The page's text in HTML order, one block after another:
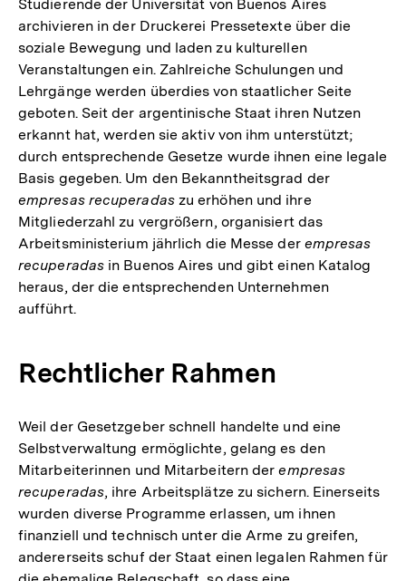
Studierende der Universität von Buenos Aires
archivieren in der Druckerei Pressetexte über die
soziale Bewegung und laden zu kulturellen
Veranstaltungen ein. Zahlreiche Schulungen und
Lehrgänge werden überdies von staatlicher Seite
geboten. Seit der argentinische Staat ihren Nutzen
erkannt hat, werden sie aktiv von ihm unterstützt;
durch entsprechende Gesetze wurde ihnen eine legale
Basis gegeben. Um den Bekanntheitsgrad der
empresas recuperadaszu erhöhen und ihre
Mitgliederzahl zu vergrößern, organisiert das
Arbeitsministerium jährlich die Messe der empresas
recuperadas in Buenos Aires und gibt einen Katalog
heraus, der die entsprechenden Unternehmen
aufführt.
Rechtlicher Rahmen
Weil der Gesetzgeber schnell handelte und eine
Selbstverwaltung ermöglichte, gelang es den
Mitarbeiterinnen und Mitarbeitern derempresas
recuperadas, ihre Arbeitsplätze zu sichern. Einerseits
wurden diverse Programme erlassen, um ihnen
finanziell und technisch unter die Arme zu greifen,
andererseits schuf der Staat einen legalen Rahmen für